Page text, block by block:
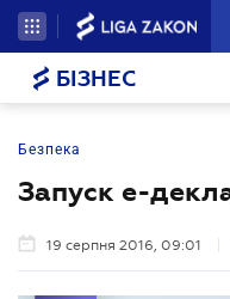
БІЗНЕС
Безпека
Запуск е-
19 серпня 2016, 09:01